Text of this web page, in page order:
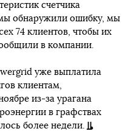
счетчика
обнаружили ошибку, мы
74 клиентов, чтобы их
в компании.
уже выплатила
клиентам,
из-за урагана
в графствах
более недели.